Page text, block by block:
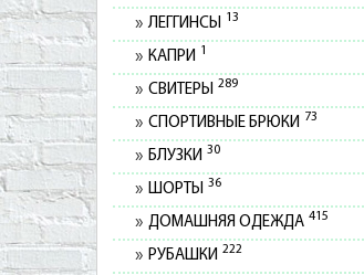
ЛЕГГИНСЫ 13
КАПРИ 1
СВИТЕРЫ 289
СПОРТИВНЫЕ БРЮКИ 73
БЛУЗКИ 30
ШОРТЫ 36
ДОМАШНЯЯ ОДЕЖДА 415
РУБАШКИ 222